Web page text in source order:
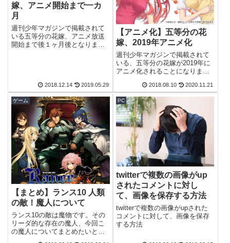
嫁、アニメ開始まで一カ
月
週刊少年マガジンで掲載されて
いる五等分の花嫁、アニメ放送
開始まで後１ヶ月後となりまし
に第66話が掲載されています！
来週は合併号...
2018.12.14 2019.05.29
【アニメ化】五等分の花
嫁、2019年アニメ化
週刊少年マガジンで掲載されて
いる、五等分の花嫁が2019年に
アニメ化されることになりまし
纏めています。五等分の花嫁 1
期 アニメ情報アニメ公式のHPが
開設しました。アニメ公式の
twitterアカウントも立ち上がっ...
2018.08.10 2020.11.21
ゲーム
【まとめ】ランス10 人類
の敵！魔人について
ランス10の敵は魔物です。その
リーダ的な存在の魔人、今回こ
の魔人についてまとめたいと思
PC
twitterで複数の画像がup
されたコメントに対し
て、画像を保存する方法
twitterで複数の画像がupされた
コメントに対して、画像を保存
する方法